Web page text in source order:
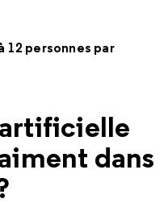
personnes par
dans